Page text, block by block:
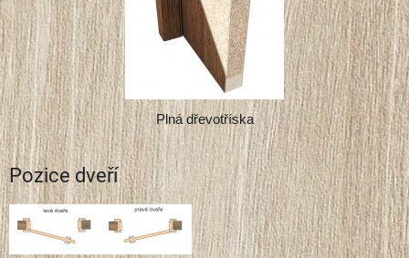
Plná dřevotříska
Pozice dveří